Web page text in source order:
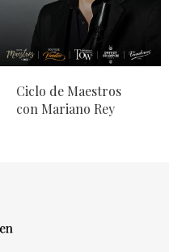
Ciclo de Maestros
con Mariano Rey